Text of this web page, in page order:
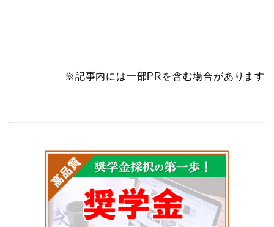
※記事内には一部PRを含む場合があります